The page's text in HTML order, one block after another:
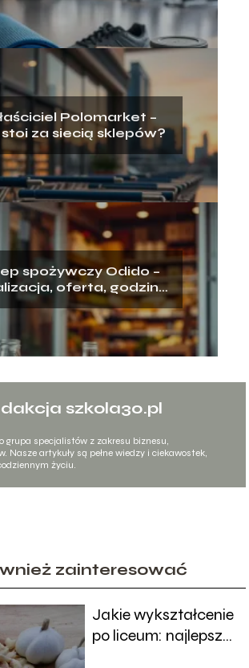
Polomarket –
za siecią sklepów?
spożywczy Odido –
oferta, godziny
otwarcia
szkola30.pl
grupa specjalistów z zakresu biznesu,
Nasze artykuły są pełne wiedzy i ciekawostek,
życiu.
zainteresować
Jakie wykształcenie
po liceum: najlepsze